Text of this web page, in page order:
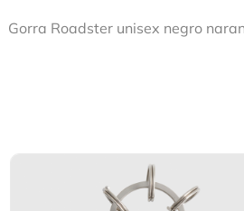
Gorra Roadster unisex negro